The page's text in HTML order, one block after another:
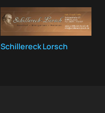
Schillereck Lorsch